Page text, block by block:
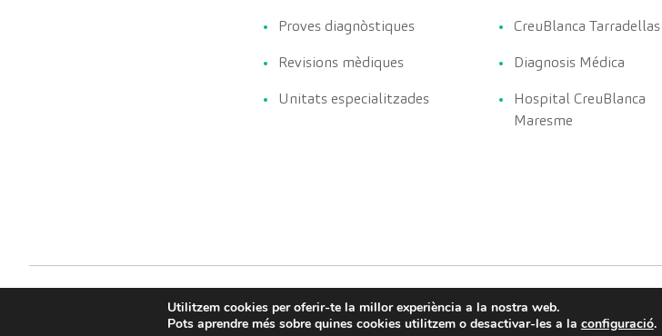
Proves diagnòstiques
Revisions mèdiques
Unitats especialitzades
CreuBlanca Tarradellas
Diagnosis Médica
Hospital CreuBlanca
Maresme
CreuBlanca © 2022 | Termes de servei Avis legal Política de privacitat Política de qualitat
Utilitzem cookies per oferir-te la millor experiència a la nostra web.
Pots aprendre més sobre quines cookies utilitzem o desactivar-les a la configuració.